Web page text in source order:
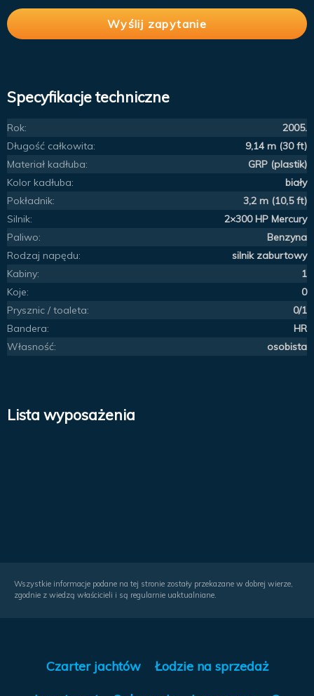
Specyfikacje techniczne
Rok:
2005.
Długość całkowita:
9,14 m (30 ft)
Materiał kadłuba:
GRP (plastik)
Kolor kadłuba:
biały
Pokładnik:
3,2 m (10,5 ft)
Silnik:
2×300 HP Mercury
Paliwo:
Benzyna
Rodzaj napędu:
silnik zaburtowy
Kabiny:
1
Koje:
0
Prysznic / toaleta:
0/1
Bandera:
HR
Własność:
osobista
Lista wyposażenia
Wszystkie informacje podane na tej stronie zostały przekazane w dobrej wierze,
zgodnie z wiedzą właścicieli i są regularnie uaktualniane.
Czarter jachtów Łodzie na sprzedaż